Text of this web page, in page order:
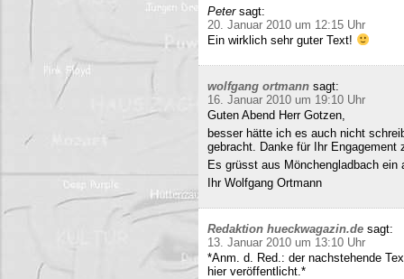
Peter sagt:
20. Januar 2010 um 12:15 Uhr
Ein wirklich sehr guter Text!
wolfgang ortmann sagt:
16. Januar 2010 um 19:10 Uhr
Guten Abend Herr Gotzen,
besser hätte ich es auch nicht
gebracht. Danke für Ihr Engagement
Es grüsst aus Mönchengladbach ein
Ihr Wolfgang Ortmann
Redaktion hueckwagazin.de sagt:
13. Januar 2010 um 13:10 Uhr
*Anm. d. Red.: der nachstehende
hier veröffentlicht.*